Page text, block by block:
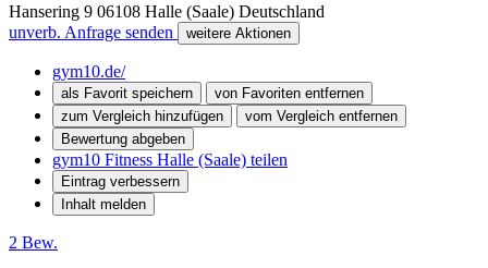
Hansering 9 06108 Halle (Saale) Deutschland
unverb. Anfrage senden
weitere Aktionen
gym10.de/
als Favorit speichern
von Favoriten entfernen
zum Vergleich hinzufügen
vom Vergleich entfernen
Bewertung abgeben
gym10 Fitness Halle (Saale) teilen
Eintrag verbessern
Inhalt melden
2 Bew.